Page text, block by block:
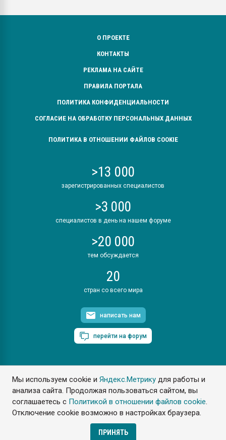
Мы используем cookie иЯндекс.Метрику для работы и
анализа сайта. Продолжая пользоваться сайтом, вы
соглашаетесь с Политикой в отношении файлов cookie.
Отключение cookie возможно в настройках браузера.
ПРИНЯТЬ
О ПРОЕКТЕ
КОНТАКТЫ
РЕКЛАМА НА САЙТЕ
ПРАВИЛА ПОРТАЛА
ПОЛИТИКА КОНФИДЕНЦИАЛЬНОСТИ
СОГЛАСИЕ НА ОБРАБОТКУ ПЕРСОНАЛЬНЫХ ДАННЫХ
ПОЛИТИКА В ОТНОШЕНИИ ФАЙЛОВ COOKIE
>13 000
зарегистрированных специалистов
>3 000
специалистов в день на нашем форуме
>20 000
тем обсуждается
20
стран со всего мира
написать нам
перейти на форум
ПластЭксперт © 2006. Все права защищены
Разрешается копирование материалов сайта с обязательной
ссылкой на www.e-plastic.ru
Разработка сайта